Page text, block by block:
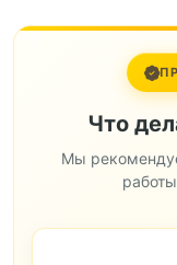
Что
Мы